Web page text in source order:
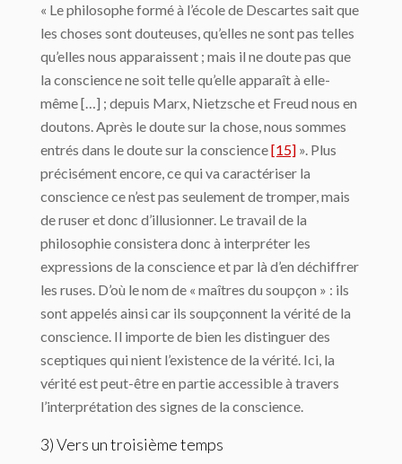
« Le philosophe formé à l’école de Descartes sait que
les choses sont douteuses, qu’elles ne sont pas telles
qu’elles nous apparaissent ; mais il ne doute pas que
la conscience ne soit telle qu’elle apparaît à elle-
même […] ; depuis Marx, Nietzsche et Freud nous en
doutons. Après le doute sur la chose, nous sommes
entrés dans le doute sur la conscience[15] ». Plus
précisément encore, ce qui va caractériser la
conscience ce n’est pas seulement de tromper, mais
de ruser et donc d’illusionner. Le travail de la
philosophie consistera donc à interpréter les
expressions de la conscience et par là d’en déchiffrer
les ruses. D’où le nom de « maîtres du soupçon » : ils
sont appelés ainsi car ils soupçonnent la vérité de la
conscience. Il importe de bien les distinguer des
sceptiques qui nient l’existence de la vérité. Ici, la
vérité est peut-être en partie accessible à travers
l’interprétation des signes de la conscience.
3) Vers un troisième temps